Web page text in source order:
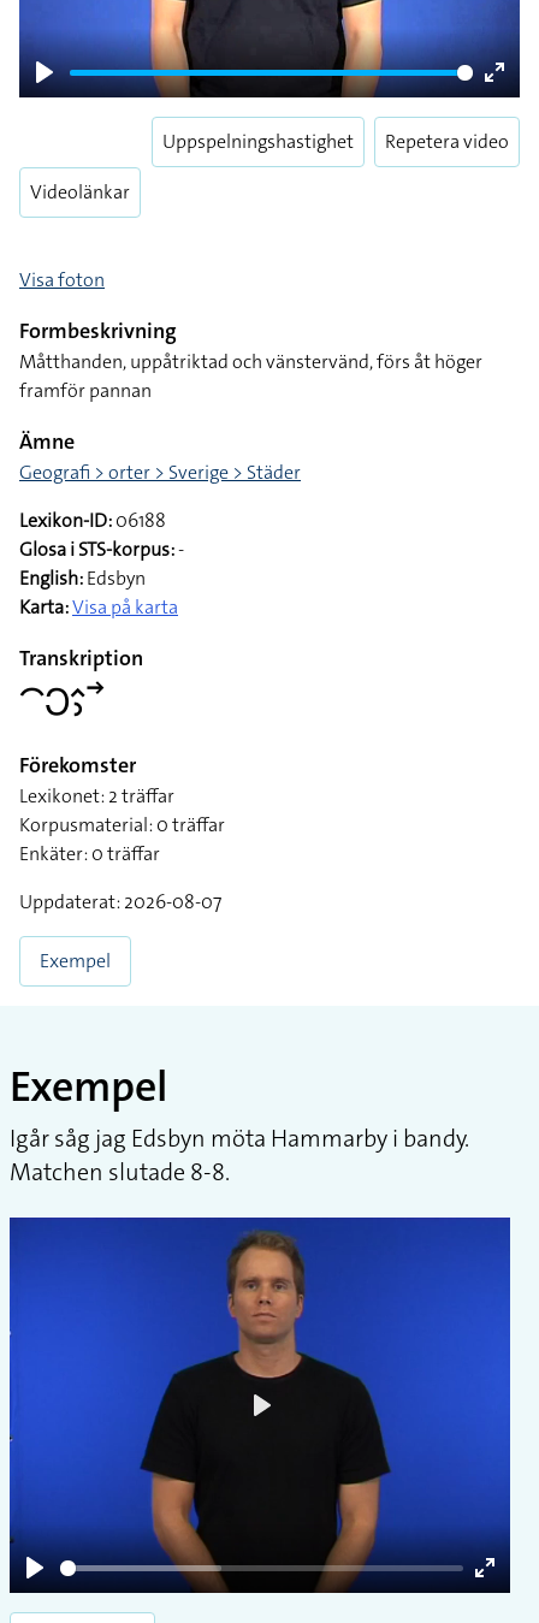
Play
Enter
Videolänkar
Uppspelningshastighet Repetera video
Visa foton
Formbeskrivning
Måtthanden, uppåtriktad och vänstervänd, förs åt höger
framför pannan
Ämne
Geografi > orter > Sverige > Städer
Lexikon-ID:06188
Glosa i STS-korpus:-
English:Edsbyn
Karta:Visa på karta
Transkription
􌤃􌥋􌤵􌤶􌥣
Förekomster
Lexikonet: 2 träffar
Korpusmaterial: 0 träffar
Enkäter: 0 träffar
Uppdaterat: 2026-08-07
Exempel
Exempel
Igår såg jag Edsbyn möta Hammarby i bandy.
Matchen slutade 8-8.
Play
Enter